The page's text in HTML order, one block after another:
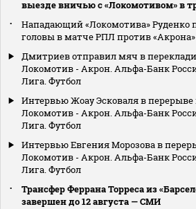
выезде вничью с «Локомотивом» в
Нападающий «Локомотива» Руденко
головы в матче РПЛ против «Акрона»
Дмитриев отправил мяч в
Локомотив - Акрон. Альфа-Банк
Лига. Футбол
Интервью Жоау Эсковаля в перерыве
Локомотив - Акрон. Альфа-Банк
Лига. Футбол
Интервью Евгения Морозова в
Локомотив - Акрон. Альфа-Банк
Лига. Футбол
Трансфер Феррана Торреса из
завершен до 12 августа — СМИ